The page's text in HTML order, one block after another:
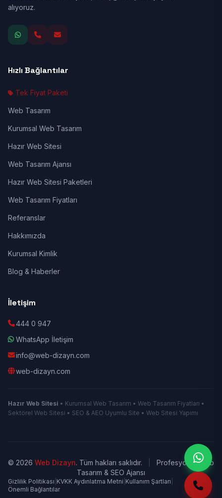
alıyoruz.
Hızlı Bağlantılar
Tek Fiyat Paketi
Web Tasarım
Kurumsal Web Tasarım
Hazır Web Sitesi
Web Tasarım Ajansı
Hazır Web Sitesi Paketleri
Web Tasarım Fiyatları
Referanslar
Hakkımızda
Kurumsal Kimlik
Blog & Haberler
İletişim
444 0 947
WhatsApp İletişim
info@web-dizayn.com
web-dizayn.com
Hazır Web Sitesi • Kurumsal Web Tasarım • Web Tasarım Fiyatları •
Sektörel Web Sitesi • SEO & AEO Uyumlu Site • Web Sitesi Yapımı
© 2026 Web Dizayn. Tüm hakları saklıdır.
Profesyonel Web
Tasarım & SEO Ajansı
Gizlilik Politikası KVKK Aydınlatma Metni Kullanım Şartları
Önemli Bağlantılar